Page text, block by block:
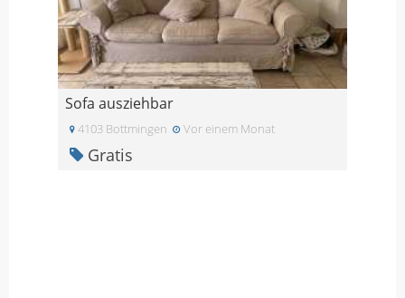
Sofa ausziehbar
4103 Bottmingen Vor einem Monat
Gratis